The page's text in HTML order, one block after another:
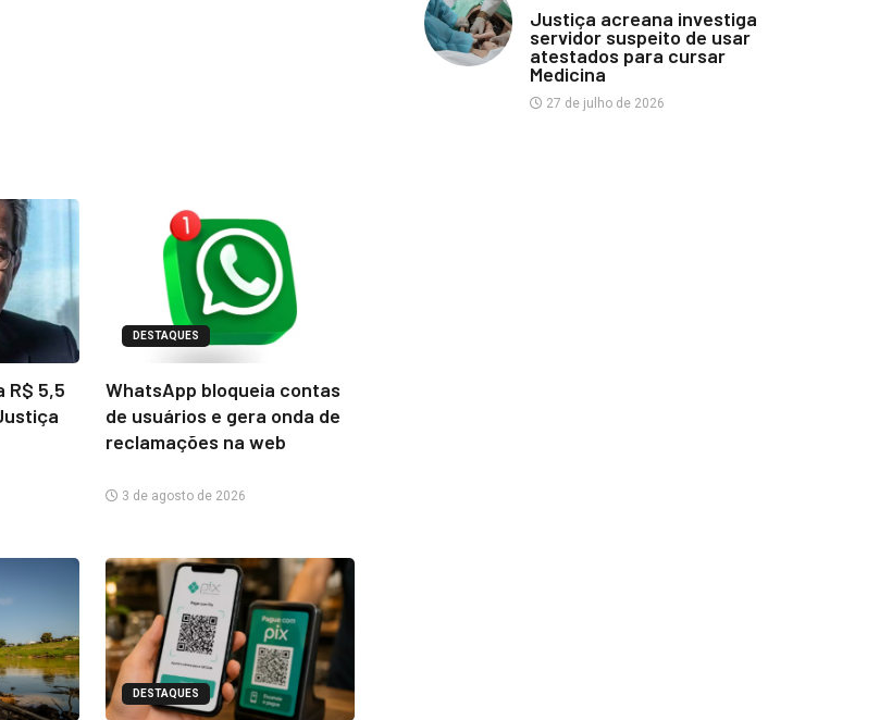
R$ 5,5
DESTAQUES
WhatsApp bloqueia contas
de usuários e gera onda de
reclamações na web
3 de agosto de 2026
DESTAQUES
Justiça acreana investiga
servidor suspeito de usar
atestados para cursar
Medicina
27 de julho de 2026